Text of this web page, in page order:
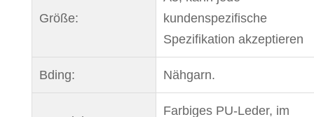
Größe:
kundenspezifische
Spezifikation akzeptieren
Bding: Nähgarn.
Farbiges PU-Leder, im